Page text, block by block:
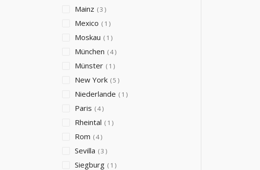
Mainz 3
Mexico 1
Moskau 1
München 4
Münster 1
New York 5
Niederlande 1
Paris 4
Rheintal 1
Rom 4
Sevilla 3
Siegburg 1